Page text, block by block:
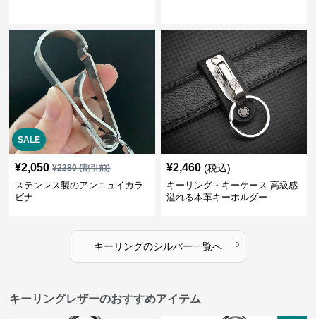
SALE
¥2,050 ¥2280(割引前)
ステンレス製のアンニュイカラ
ビナ
¥2,460 (税込)
キーリング・キーケース 高級感
溢れる本革キーホルダー
キーリングのシルバー一覧へ ›
キーリングレザーのおすすめアイテム